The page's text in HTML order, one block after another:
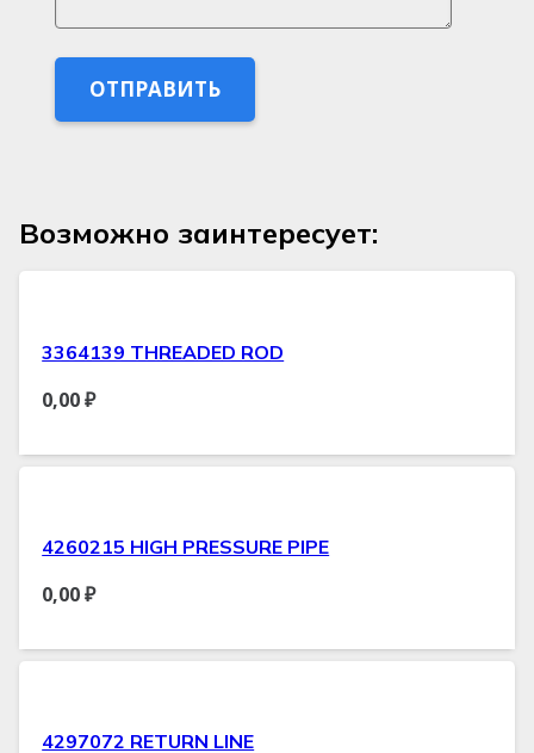
Возможно заинтересует:
3364139 THREADED ROD
0,00₽
4260215 HIGH PRESSURE PIPE
0,00₽
4297072 RETURN LINE